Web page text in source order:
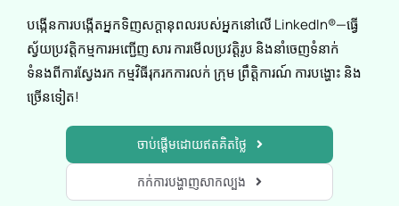
បង្កើនការបង្កើតអ្នកទិញសក្តានុពលរបស់អ្នកនៅលើ LinkedIn®—ធ្វើ
ស្វ័យប្រវត្តិកម្មការអញ្ជើញ សារ ការមើលប្រវត្តិរូប និងនាំចេញទំនាក់
ទំនងពីការស្វែងរក កម្មវិធីរុករកការលក់ ក្រុម ព្រឹត្តិការណ៍ ការបង្ហោះ និង
ច្រើនទៀត!
ចាប់ផ្តើមដោយឥតគិតថ្លៃ
កក់ការបង្ហាញសាកល្បង